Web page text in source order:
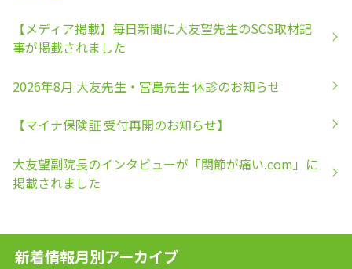
【メディア掲載】毎日新聞に大友望先生のSCS取材記
事が掲載されました
2026年8月 大友先生・宮島先生 休診のお知らせ
【マイナ保険証 受付再開のお知らせ】
大友望副院長のインタビューが「関節が痛い.com」に
掲載されました
新着情報月別アーカイブ